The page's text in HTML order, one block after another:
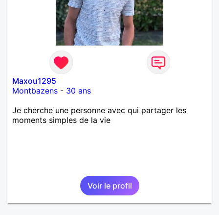
Maxou1295
Montbazens - 30 ans
Je cherche une personne avec qui partager les
moments simples de la vie
Voir le profil